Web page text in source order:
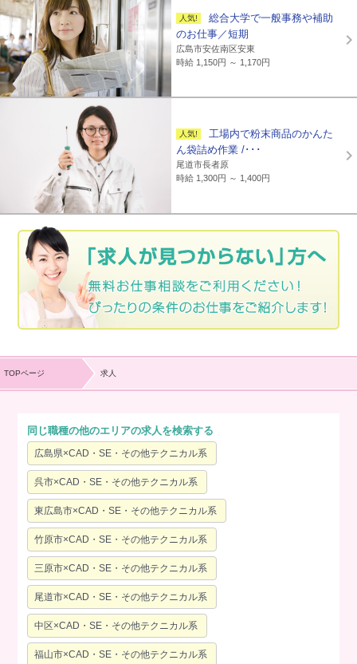
総合大学で一般事務や補助
のお仕事／短期
広島市安佐南区安東
時給 1,150円 ～ 1,170円
工場内で粉末商品のかんた
ん袋詰め作業 /･･･
尾道市長者原
時給 1,300円 ～ 1,400円
TOPページ 求人
同じ職種の他のエリアの求人を検索する
広島県×CAD・SE・その他テクニカル系
呉市×CAD・SE・その他テクニカル系
東広島市×CAD・SE・その他テクニカル系
竹原市×CAD・SE・その他テクニカル系
三原市×CAD・SE・その他テクニカル系
尾道市×CAD・SE・その他テクニカル系
中区×CAD・SE・その他テクニカル系
福山市×CAD・SE・その他テクニカル系